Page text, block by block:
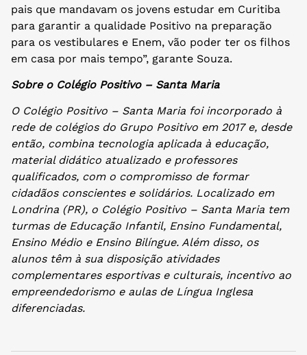
pais que mandavam os jovens estudar em Curitiba
para garantir a qualidade Positivo na preparação
para os vestibulares e Enem, vão poder ter os filhos
em casa por mais tempo”, garante Souza.
Sobre o Colégio Positivo – Santa Maria
O Colégio Positivo – Santa Maria foi incorporado à
rede de colégios do Grupo Positivo em 2017 e, desde
então, combina tecnologia aplicada à educação,
material didático atualizado e professores
qualificados, com o compromisso de formar
cidadãos conscientes e solidários. Localizado em
Londrina (PR), o Colégio Positivo – Santa Maria tem
turmas de Educação Infantil, Ensino Fundamental,
Ensino Médio e Ensino Bilíngue. Além disso, os
alunos têm à sua disposição atividades
complementares esportivas e culturais, incentivo ao
empreendedorismo e aulas de Língua Inglesa
diferenciadas.